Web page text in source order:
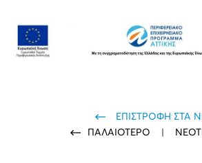
ΕΠΙΣΤΡΟΦΗ ΣΤΑ
ΠΑΛΑΙΟΤΕΡΟ